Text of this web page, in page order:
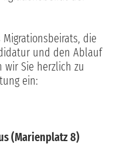
die
und den Ablauf
Sie herzlich zu
ein:
(Marienplatz 8)